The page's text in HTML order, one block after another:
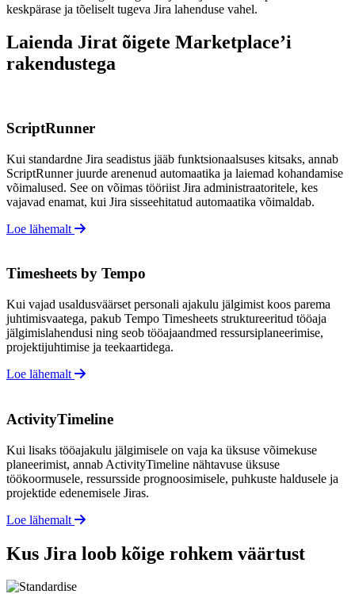
keskpärase ja tõeliselt tugeva Jira lahenduse vahel.
Laienda Jirat õigete Marketplace’i
rakendustega
ScriptRunner
Kui standardne Jira seadistus jääb funktsionaalsuses kitsaks, annab
ScriptRunner juurde arenenud automaatika ja laiemad kohandamise
võimalused. See on võimas tööriist Jira administraatoritele, kes
vajavad enamat, kui Jira sisseehitatud automaatika võimaldab.
Loe lähemalt
Timesheets by Tempo
Kui vajad usaldusväärset personali ajakulu jälgimist koos parema
juhtimisvaatega, pakub Tempo Timesheets struktureeritud tööaja
jälgimislahendusi ning seob tööajaandmed ressursiplaneerimise,
projektijuhtimise ja teekaartidega.
Loe lähemalt
ActivityTimeline
Kui lisaks tööajakulu jälgimisele on vaja ka üksuse võimekuse
planeerimist, annab ActivityTimeline nähtavuse üksuse
töökoormusele, ressursside prognoosimisele, puhkuste haldusele ja
projektide edenemisele Jiras.
Loe lähemalt
Kus Jira loob kõige rohkem väärtust